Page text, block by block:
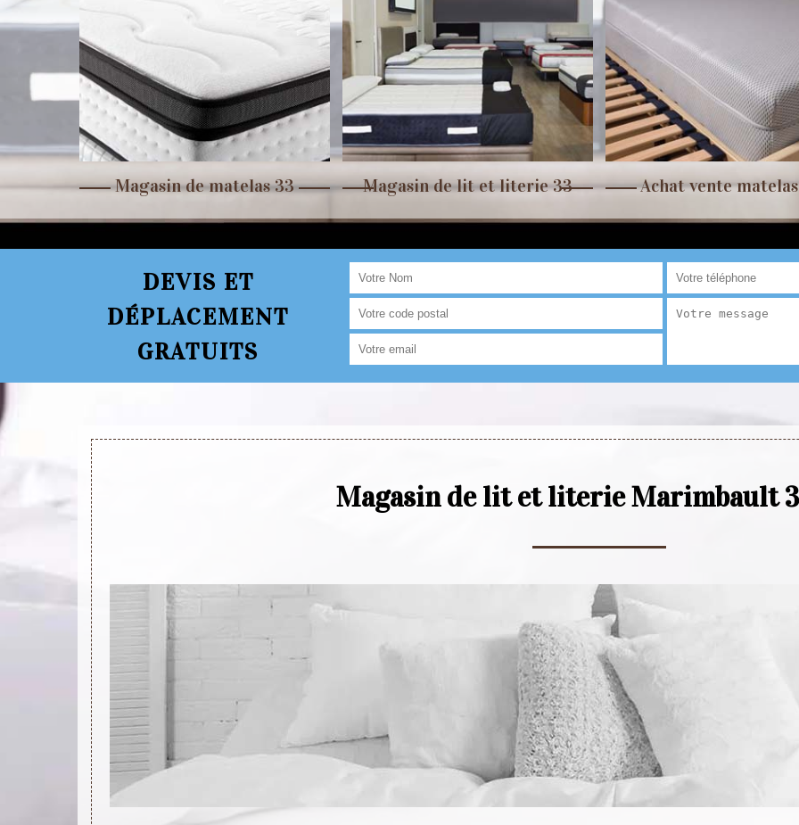
33 Magasin de matelas 33 Magasin de lit et literie 33 Achat vente
DEVIS ET
DÉPLACEMENT
GRATUITS
Magasin de lit et literie Marimbault